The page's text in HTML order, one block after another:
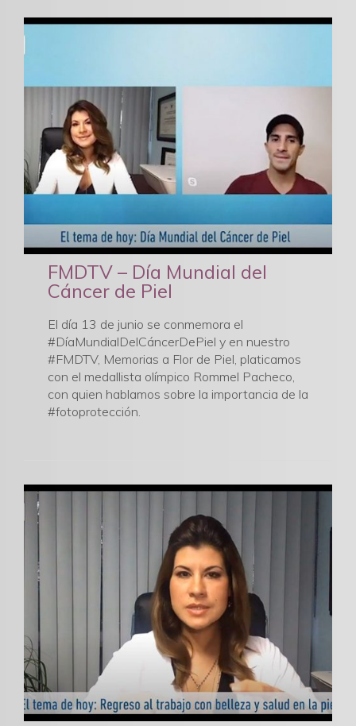
FMDTV – Día Mundial del
Cáncer de Piel
El día 13 de junio se conmemora el
#DíaMundialDelCáncerDePiel y en nuestro
#FMDTV, Memorias a Flor de Piel, platicamos
con el medallista olímpico Rommel Pacheco,
con quien hablamos sobre la importancia de la
#fotoprotección.